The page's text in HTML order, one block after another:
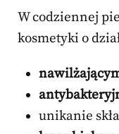
W codziennej
kosmetyki o
unikanie